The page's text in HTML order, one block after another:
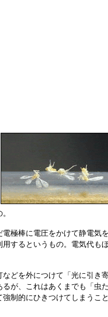
極棒に電圧をかけて静電気
するというもの。電気代も
どを外につけて「光に引き
が、これはあくまでも「虫
制的にひきつけてしまうこ